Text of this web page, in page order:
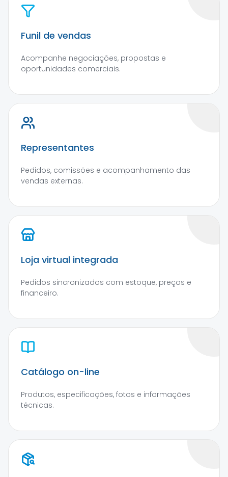
Funil de vendas
Acompanhe negociações, propostas e
oportunidades comerciais.
Representantes
Pedidos, comissões e acompanhamento das
vendas externas.
Loja virtual integrada
Pedidos sincronizados com estoque, preços e
financeiro.
Catálogo on-line
Produtos, especificações, fotos e informações
técnicas.